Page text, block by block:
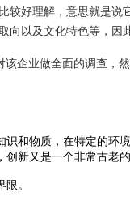
较好理解，意思就是
以及文化特色等，因
企业做全面的调查
和物质，在特定的
新又是一个非常古老的
。